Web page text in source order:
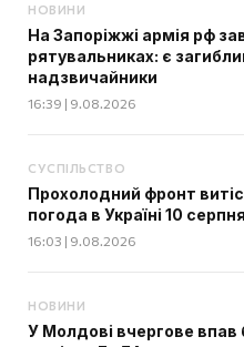
НОВИНИ
На Запоріжжі армія рф
рятувальниках: є
надзвичайники
16:39 | 9.08.2026
СУСПІЛЬСТВО
Прохолодний фронт
погода в Україні 10 серпня
16:03 | 9.08.2026
НОВИНИ
У Молдові вчергове впав